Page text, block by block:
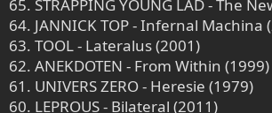
65. STRAPPING YOUNG LAD - The
64. JANNICK TOP - Infernal Machina
63. TOOL - Lateralus (2001)
62. ANEKDOTEN - From Within (1999)
61. UNIVERS ZERO - Heresie (1979)
60. LEPROUS - Bilateral (2011)